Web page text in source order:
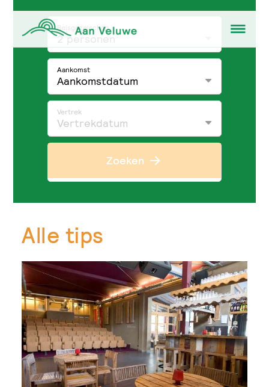
Reisgezelschap
2 personen
Aankomst
Aankomstdatum
Vertrek
Vertrekdatum
Zoeken
Alle tips